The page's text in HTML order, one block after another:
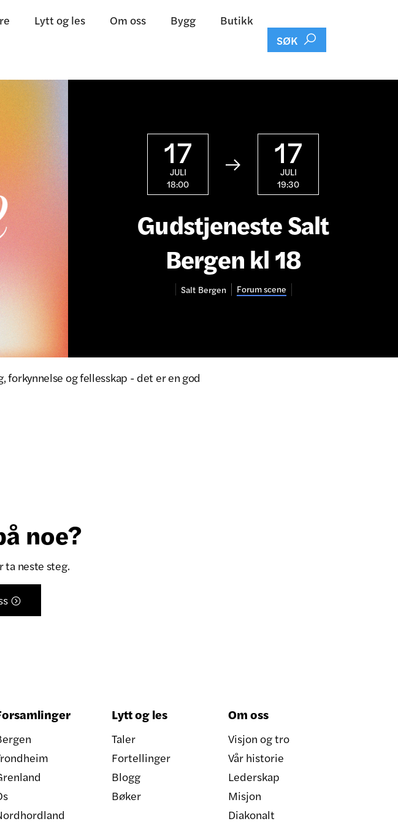
Lytt og les Om oss Bygg Butikk
SØK 
17
JULI
18:00
 17
JULI
19:30
Gudstjeneste Salt
Bergen kl 18
Salt Bergen Forum scene
forkynnelse og fellesskap - det er en god
noe?
ta neste steg.

Lytt og les
Taler
Fortellinger
Blogg
Bøker
Om oss
Visjon og tro
Vår historie
Lederskap
Misjon
Diakonalt